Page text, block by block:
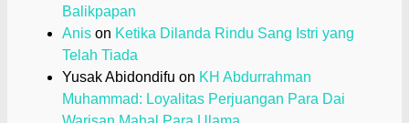
Balikpapan
Anis on Ketika Dilanda Rindu Sang Istri yang
Telah Tiada
Yusak Abidondifu on KH Abdurrahman
Muhammad: Loyalitas Perjuangan Para Dai